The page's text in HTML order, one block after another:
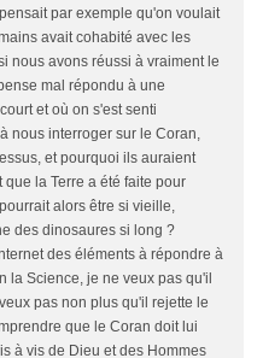
par exemple qu'on voulait
avait cohabité avec les
nous avons réussi à vraiment le
mal répondu à une
et où on s'est senti
nous interroger sur le Coran,
et pourquoi ils auraient
la Terre a été faite pour
alors être si vieille,
des dinosaures si long ?
des éléments à répondre à
la Science, je ne veux pas qu'il
pas non plus qu'il rejette le
que le Coran doit lui
à vis de Dieu et des Hommes